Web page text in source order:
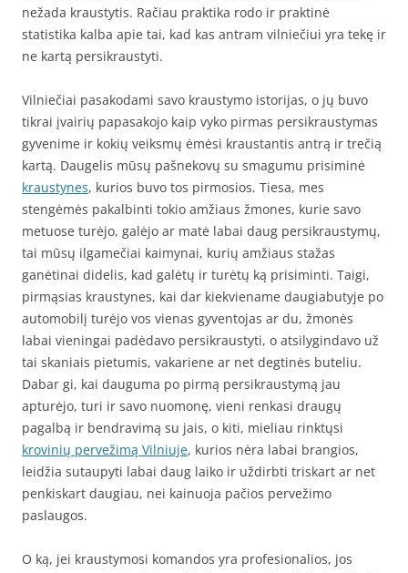
nežada kraustytis. Račiau praktika rodo ir praktinė
statistika kalba apie tai, kad kas antram vilniečiui yra tekę ir
ne kartą persikraustyti.
Vilniečiai pasakodami savo kraustymo istorijas, o jų buvo
tikrai įvairių papasakojo kaip vyko pirmas persikraustymas
gyvenime ir kokių veiksmų ėmėsi kraustantis antrą ir trečią
kartą. Daugelis mūsų pašnekovų su smagumu prisiminė
kraustynes, kurios buvo tos pirmosios. Tiesa, mes
stengėmės pakalbinti tokio amžiaus žmones, kurie savo
metuose turėjo, galėjo ar matė labai daug persikraustymų,
tai mūsų ilgamečiai kaimynai, kurių amžiaus stažas
ganėtinai didelis, kad galėtų ir turėtų ką prisiminti. Taigi,
pirmąsias kraustynes, kai dar kiekviename daugiabutyje po
automobilį turėjo vos vienas gyventojas ar du, žmonės
labai vieningai padėdavo persikraustyti, o atsilygindavo už
tai skaniais pietumis, vakariene ar net degtinės buteliu.
Dabar gi, kai dauguma po pirmą persikraustymą jau
apturėjo, turi ir savo nuomonę, vieni renkasi draugų
pagalbą ir bendravimą su jais, o kiti, mieliau rinktųsi
krovinių pervežimą Vilniuje, kurios nėra labai brangios,
leidžia sutaupyti labai daug laiko ir uždirbti triskart ar net
penkiskart daugiau, nei kainuoja pačios pervežimo
paslaugos.
O ką, jei kraustymosi komandos yra profesionalios, jos